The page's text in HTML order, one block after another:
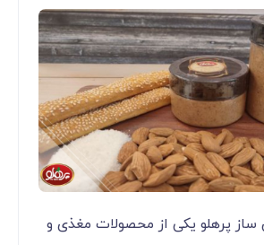
پرهلو یکی از محصولات مغذی و